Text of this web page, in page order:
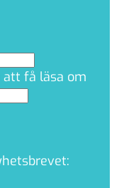
att få läsa om